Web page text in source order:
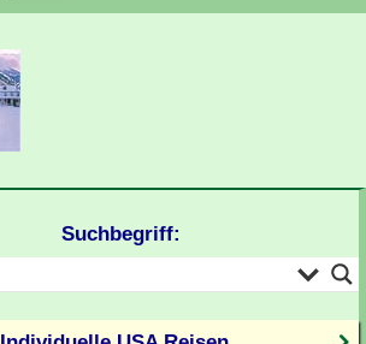
Buchungen
Suchbegriff: